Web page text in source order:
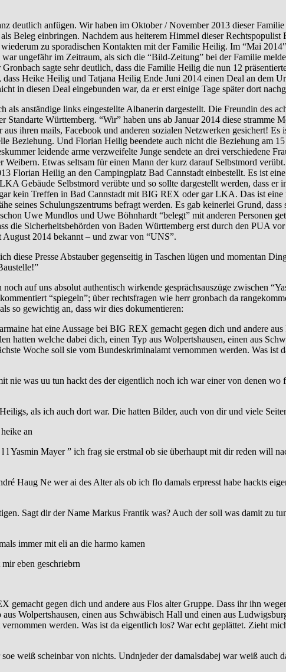
anfügen. Wir haben im Oktober / November 2013 dieser Familie
Beleg einbringen. Nachdem aus heiterem Himmel dieser Rechtspopulist
zu sporadischen Kontakten mit der Familie Heilig. Im “Mai
ungefähr im Zeitraum, als sich die “Bild-Zeitung” bei der Familie
sagte sehr deutlich, dass die Familie Heilig die nun 12
Heike Heilig und Tatjana Heilig Ende Juni 2014 einen Deal an dem
in diesen Deal eingebunden war, da er erst einige Tage später dort
links eingestellte Albanerin dargestellt. Die Freundin des ach-
Württemberg. “Wir” haben uns ab Januar 2014 diese stramme
ihren mails, Facebook und anderen sozialen Netzwerken gesichert! Es
Und Florian Heilig beendete auch nicht die Beziehung am
leidende arme verzweifelte Junge sendete an drei verschiedene
Etwas seltsam für einen Mann der kurz darauf Selbstmord
Heilig an den Campingplatz Bad Cannstadt einbestellt. Es ist
Gebäude Selbstmord verübte und so sollte dargestellt werden, dass er
kein Treffen in Bad Cannstadt mit BIG REX oder gar LKA. Das ist eine
seines Schulungszentrums befragt werden. Es gab keinerlei Grund,
Uwe Mundlos und Uwe Böhnhardt “belegt” mit anderen Personen
die Sicherheitsbehörden von Baden Württemberg erst durch den PUA
2014 bekannt – und zwar von “UNS”.
Presse Abstauber gegenseitig in Taschen lügen und momentan
auf uns absolut authentisch wirkende gesprächsauszüge zwischen
“spiegeln”; über rechtsfragen wie herr gronbach da
so gewichtig an, dass wir dies dokumentieren:
hat eine Aussage bei BIG REX gemacht gegen dich und andere
welche dabei dich, einen Typ aus Wolpertshausen, einen aus
Woche soll sie vom Bundeskriminalamt vernommen werden. Was ist
nie was uu tun hackt des der eigentlich noch ich war einer von denen wo
als ich auch dort war. Die hatten Bilder, auch von dir und viele
an
l Yasmin Mayer ” ich frag sie erstmal ob sie überhaupt mit dir reden will
Haug Ne wer ai des Alter als ob ich flo damals erpresst habe hackts
Sagt dir der Name Markus Frantik was? Auch der soll was damit zu
immer mit eli an die harmo kamen
eben geschriebrn
gegen dich und andere aus Flos alter Gruppe. Dass ihr ihn
Wolpertshausen, einen aus Schwäbisch Hall und einen aus
werden. Was ist da eigentlich los? War echt geplättet. Zieht
weiß scheinbar von nichts. Undnjeder der damalsdabej war weiß auch